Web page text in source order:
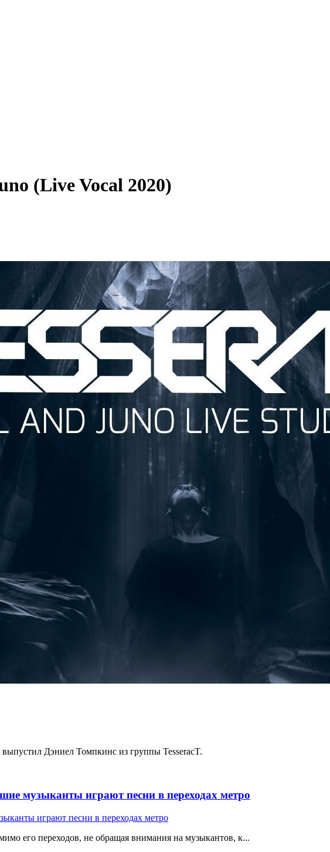
(Live Vocal 2020)
Дэниел Томпкинс из группы TesseracT.
музыканты играют песни в переходах метро
его переходов, не обращая внимания на музыкантов, к...